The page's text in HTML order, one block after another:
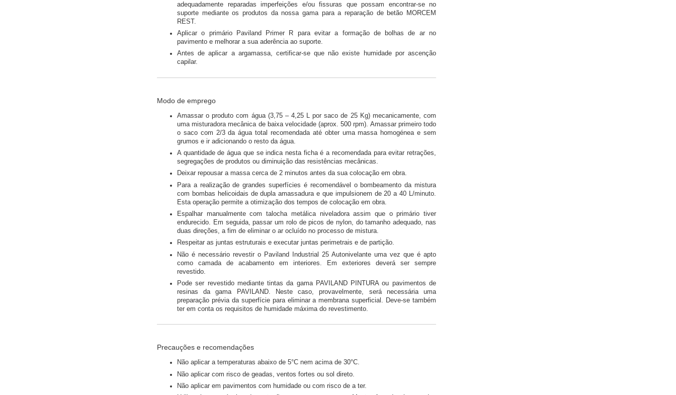
adequadamente reparadas imperfeições e/ou fissuras que possam encontrar-se no
suporte mediante os produtos da nossa gama para a reparação de betão MORCEM
REST.
Aplicar o primário Paviland Primer R para evitar a formação de bolhas de ar no
pavimento e melhorar a sua aderência ao suporte.
Antes de aplicar a argamassa, certificar-se que não existe humidade por ascenção
capilar.
Modo de emprego
Amassar o produto com água (3,75 – 4,25 L por saco de 25 Kg) mecanicamente, com
uma misturadora mecânica de baixa velocidade (aprox. 500 rpm). Amassar primeiro todo
o saco com 2/3 da água total recomendada até obter uma massa homogénea e sem
grumos e ir adicionando o resto da água.
A quantidade de água que se indica nesta ficha é a recomendada para evitar retrações,
segregações de produtos ou diminuição das resistências mecânicas.
Deixar repousar a massa cerca de 2 minutos antes da sua colocação em obra.
Para a realização de grandes superfícies é recomendável o bombeamento da mistura
com bombas helicoidais de dupla amassadura e que impulsionem de 20 a 40 L/minuto.
Esta operação permite a otimização dos tempos de colocação em obra.
Espalhar manualmente com talocha metálica niveladora assim que o primário tiver
endurecido. Em seguida, passar um rolo de picos de nylon, do tamanho adequado, nas
duas direções, a fim de eliminar o ar ocluído no processo de mistura.
Respeitar as juntas estruturais e executar juntas perimetrais e de partição.
Não é necessário revestir o Paviland Industrial 25 Autonivelante uma vez que é apto
como camada de acabamento em interiores. Em exteriores deverá ser sempre
revestido.
Pode ser revestido mediante tintas da gama PAVILAND PINTURA ou pavimentos de
resinas da gama PAVILAND. Neste caso, provavelmente, será necessária uma
preparação prévia da superfície para eliminar a membrana superficial. Deve-se também
ter em conta os requisitos de humidade máxima do revestimento.
Precauções e recomendações
Não aplicar a temperaturas abaixo de 5°C nem acima de 30°C.
Não aplicar com risco de geadas, ventos fortes ou sol direto.
Não aplicar em pavimentos com humidade ou com risco de a ter.